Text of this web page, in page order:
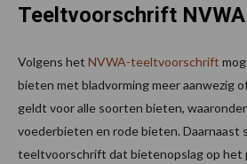
Teeltvoorschrift NVWA
Volgens het NVWA-teeltvoorschrift
bieten met bladvorming meer aanwezig
geldt voor alle soorten bieten,
voederbieten en rode bieten. Daarnaast
teeltvoorschrift dat bietenopslag op het